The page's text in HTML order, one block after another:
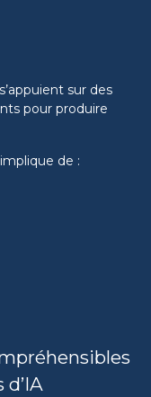
sur des
pour produire
de :